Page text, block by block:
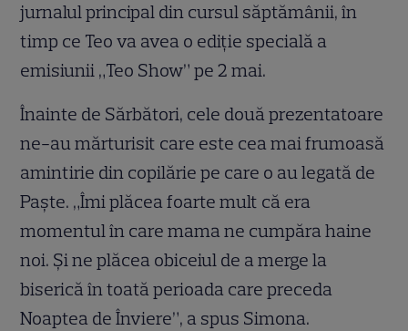
jurnalul principal din cursul săptămânii, în
timp ce Teo va avea o ediţie specială a
emisiunii „Teo Show” pe 2 mai.
Înainte de Sărbători, cele două prezentatoare
ne-au mărturisit care este cea mai frumoasă
amintirie din copilărie pe care o au legată de
Paşte. „Îmi plăcea foarte mult că era
momentul în care mama ne cumpăra haine
noi. Şi ne plăcea obiceiul de a merge la
biserică în toată perioada care preceda
Noaptea de Înviere”, a spus Simona.